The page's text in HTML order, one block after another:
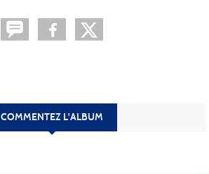
COMMENTEZ L'ALBUM